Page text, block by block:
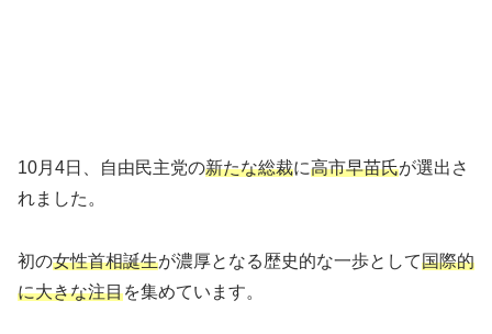
10月4日、自由民主党の新たな総裁に高市早苗氏が選出さ
れました。
初の女性首相誕生が濃厚となる歴史的な一歩として国際的
に大きな注目を集めています。